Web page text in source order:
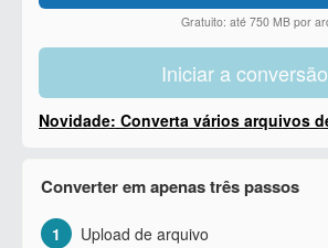
Gratuito: até 750 MB por
Iniciar a
Novidade: Converta vários arquivos
Converter em apenas três passos
1
Upload de arquivo